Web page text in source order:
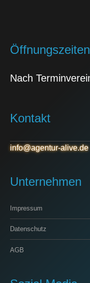
Öffnungszeiten
Nach
Kontakt
info@agentur-alive.de
Unternehmen
Impressum
Datenschutz
AGB